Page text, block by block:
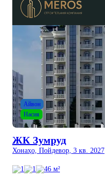
Насия
Айвон
ЖК Зумруд
Хонаҳо, Пойдевор, 3 кв. 2027
1 1 46 м²